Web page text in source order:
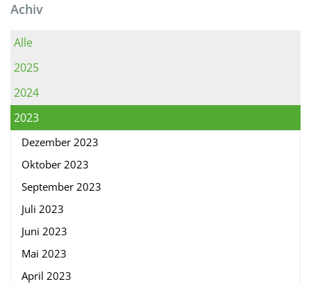
Achiv
Alle
2025
2024
2023
Dezember 2023
Oktober 2023
September 2023
Juli 2023
Juni 2023
Mai 2023
April 2023